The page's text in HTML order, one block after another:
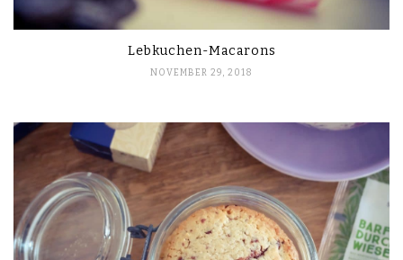
Lebkuchen-Macarons
NOVEMBER 29, 2018